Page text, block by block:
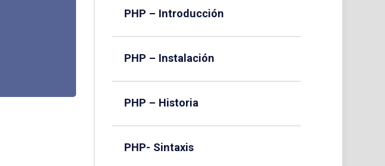
PHP – Introducción
PHP – Instalación
PHP – Historia
PHP- Sintaxis